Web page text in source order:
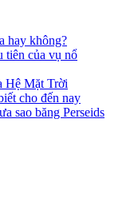
hay không?
tiên của vụ nổ
Hệ Mặt Trời
cho đến nay
sao băng Perseids